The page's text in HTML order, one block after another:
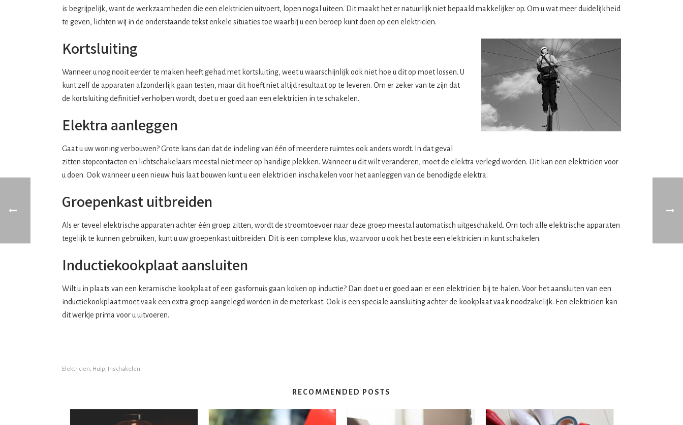
is begrijpelijk, want de werkzaamheden die een elektricien uitvoert, lopen nogal uiteen. Dit maakt het er natuurlijk niet bepaald makkelijker op. Om u wat meer duidelijkheid
te geven, lichten wij in de onderstaande tekst enkele situaties toe waarbij u een beroep kunt doen op een elektricien.
Kortsluiting
Wanneer u nog nooit eerder te maken heeft gehad met kortsluiting, weet u waarschijnlijk ook niet hoe u dit op moet lossen. U
kunt zelf de apparaten afzonderlijk gaan testen, maar dit hoeft niet altijd resultaat op te leveren. Om er zeker van te zijn dat
de kortsluiting definitief verholpen wordt, doet u er goed aan een elektricien in te schakelen.
Elektra aanleggen
Gaat u uw woning verbouwen? Grote kans dan dat de indeling van één of meerdere ruimtes ook anders wordt. In dat geval
zitten stopcontacten en lichtschakelaars meestal niet meer op handige plekken. Wanneer u dit wilt veranderen, moet de elektra verlegd worden. Dit kan een elektricien voor
u doen. Ook wanneer u een nieuw huis laat bouwen kunt u een elektricien inschakelen voor het aanleggen van de benodigde elektra.
Groepenkast uitbreiden
Als er teveel elektrische apparaten achter één groep zitten, wordt de stroomtoevoer naar deze groep meestal automatisch uitgeschakeld. Om toch alle elektrische apparaten
tegelijk te kunnen gebruiken, kunt u uw groepenkast uitbreiden. Dit is een complexe klus, waarvoor u ook het beste een elektricien in kunt schakelen.
Inductiekookplaat aansluiten
Wilt u in plaats van een keramische kookplaat of een gasfornuis gaan koken op inductie? Dan doet u er goed aan er een elektricien bij te halen. Voor het aansluiten van een
inductiekookplaat moet vaak een extra groep aangelegd worden in de meterkast. Ook is een speciale aansluiting achter de kookplaat vaak noodzakelijk. Een elektricien kan
dit werkje prima voor u uitvoeren.
Elektricien Hulp Inschakelen
RECOMMENDED POSTS